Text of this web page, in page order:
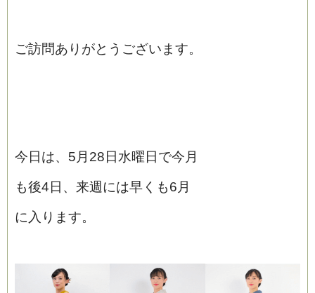
ご訪問ありがとうございます。
今日は、5月28日水曜日で今月
も後4日、来週には早くも6月
に入ります。